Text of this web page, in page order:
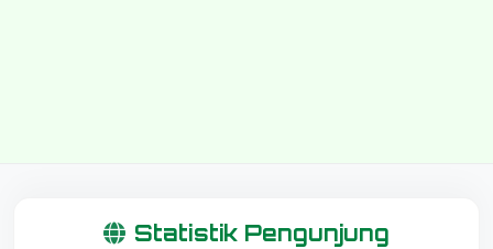
Statistik Pengunjung